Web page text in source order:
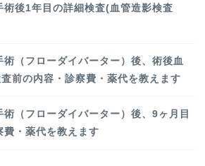
術後1年目の詳細検査(血管造影検査
術（フローダイバーター）後、術後血
前の内容・診察費・薬代を教えます
（フローダイバーター）後、9ヶ月目
費・薬代を教えます